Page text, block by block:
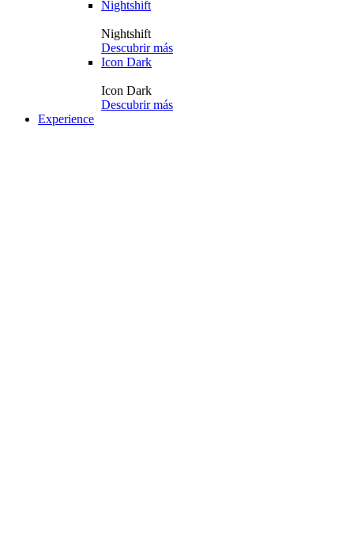
Nightshift
Nightshift
Descubrir más
Icon Dark
Icon Dark
Descubrir más
Experience